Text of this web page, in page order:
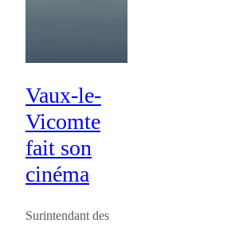
Vaux-le-
Vicomte
fait son
cinéma
Surintendant des